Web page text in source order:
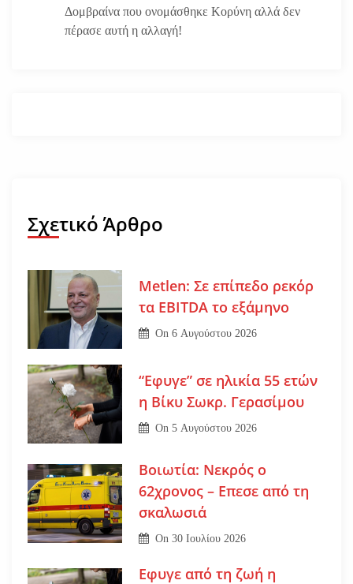
Δομβραίνα που ονομάσθηκε Κορύνη αλλά δεν
πέρασε αυτή η αλλαγή!
Σχετικό Άρθρο
Metlen: Σε επίπεδο ρεκόρ
τα EBITDA το εξάμηνο
On6 Αυγούστου 2026
“Εφυγε” σε ηλικία 55 ετών
η Βίκυ Σωκρ. Γερασίμου
On5 Αυγούστου 2026
Βοιωτία: Νεκρός ο
62χρονος – Επεσε από τη
σκαλωσιά
On30 Ιουλίου 2026
Εφυγε από τη ζωή η